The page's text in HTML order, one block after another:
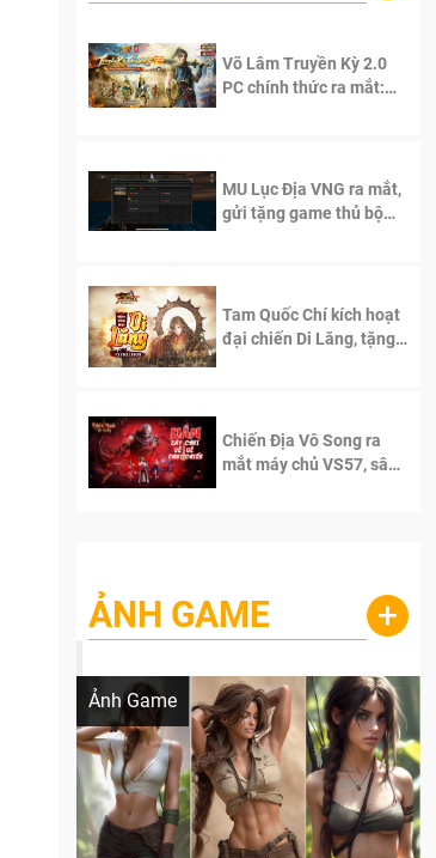
Võ Lâm Truyền Kỳ 2.0
PC chính thức ra mắt:
MU Lục Địa VNG ra mắt,
gửi tặng game thủ bộ
Tam Quốc Chí kích hoạt
đại chiến Di Lăng, tặng
Chiến Địa Vô Song ra
mắt máy chủ VS57, sân
ẢNH GAME +
Ảnh Game
Lala Croft vừa nóng vừa xinh dưới nét vẽ